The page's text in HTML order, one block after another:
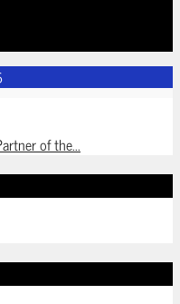
of the...